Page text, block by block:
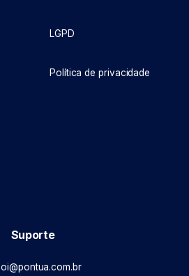
LGPD
Política de privacidade
Suporte
oi@pontua.com.br